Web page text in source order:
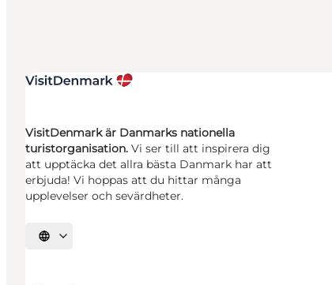
VisitDenmark är Danmarks nationella
turistorganisation. Vi ser till att inspirera dig
att upptäcka det allra bästa Danmark har att
erbjuda! Vi hoppas att du hittar många
upplevelser och sevärdheter.
Välj språk